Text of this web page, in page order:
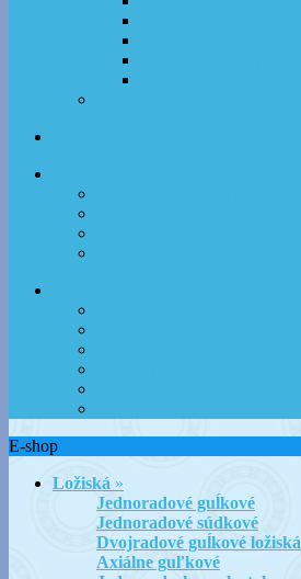
E-shop
Ložiská »
Jednoradové guĺkové
Jednoradové súdkové
Dvojradové guĺkové ložiská
Axiálne guľkové